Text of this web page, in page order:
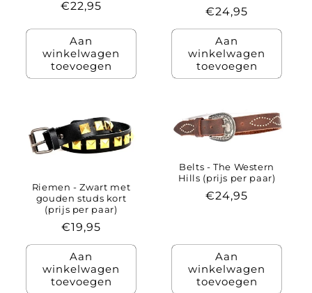
Normale
€22,95
Aan
winkelwagen
toevoegen
Normale
prijs
€24,95
Aan
winkelwagen
toevoegen
Riemen - Zwart met
gouden studs kort
(prijs per paar)
Normale
prijs
€19,95
Aan
winkelwagen
toevoegen
Belts - The Western
Hills (prijs per paar)
Normale
€24,95
Aan
winkelwagen
toevoegen